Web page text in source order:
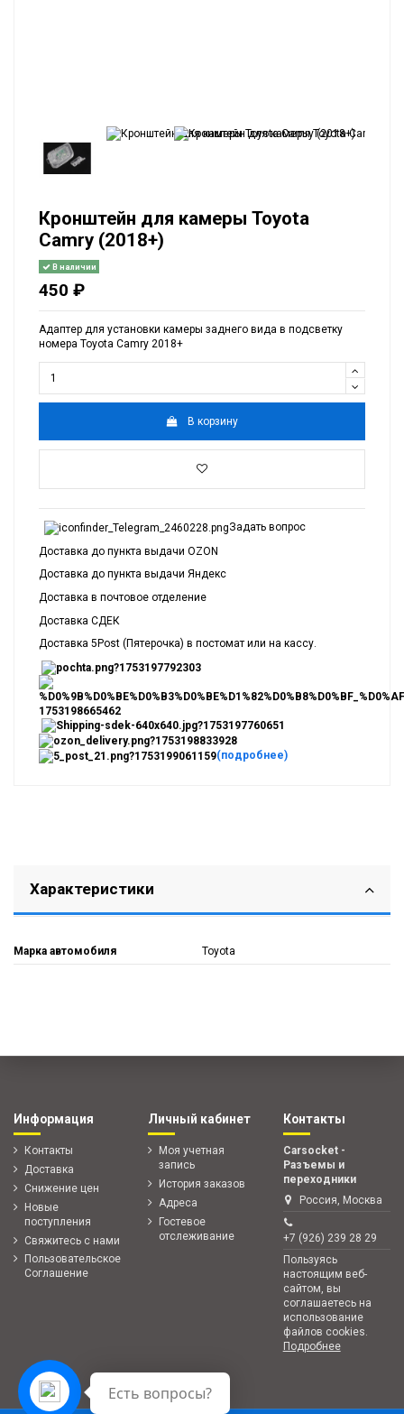
Кронштейн для камеры Toyota
Camry (2018+)
В наличии
450 ₽
Адаптер для установки камеры заднего вида в подсветку
номера Toyota Camry 2018+
В корзину
Задать вопрос
Доставка до пункта выдачи OZON
Доставка до пункта выдачи Яндекс
Доставка в почтовое отделение
Доставка СДЕК
Доставка 5Post (Пятерочка) в постомат или на кассу.
(подробнее)
Характеристики
Марка автомобиля Toyota
Информация
Контакты
Доставка
Снижение цен
Новые
поступления
Свяжитесь с нами
Пользовательское
Соглашение
Личный кабинет
Моя учетная
запись
История заказов
Адреса
Гостевое
отслеживание
Контакты
Carsocket -
Разъемы и
переходники
Россия, Москва
+7 (926) 239 28 29
Пользуясь
настоящим веб-
сайтом, вы
соглашаетесь на
использование
файлов cookies.
Подробнее
Есть вопросы?